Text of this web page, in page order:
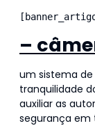
–
um sistema de
tranquilidade
auxiliar as
segurança em